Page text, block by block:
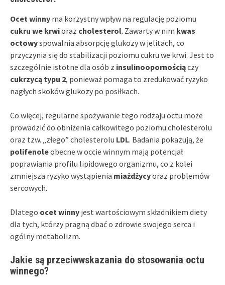
Ocet winny ma korzystny wpływ na regulację poziomu
cukru we krwioraz cholesterol. Zawarty w nim kwas
octowyspowalnia absorpcję glukozy w jelitach, co
przyczynia się do stabilizacji poziomu cukru we krwi. Jest to
szczególnie istotne dla osób z insulinoopornościączy
cukrzycą typu 2, ponieważ pomaga to zredukować ryzyko
nagłych skoków glukozy po posiłkach.
Co więcej, regularne spożywanie tego rodzaju octu może
prowadzić do obniżenia całkowitego poziomu cholesterolu
oraz tzw. „złego” cholesterolu LDL. Badania pokazują, że
polifenoleobecne w occie winnym mają potencjał
poprawiania profilu lipidowego organizmu, co z kolei
zmniejsza ryzyko wystąpienia miażdżycyoraz problemów
sercowych.
Dlatego ocet winny jest wartościowym składnikiem diety
dla tych, którzy pragną dbać o zdrowie swojego serca i
ogólny metabolizm.
Jakie są przeciwwskazania do stosowania octu
winnego?